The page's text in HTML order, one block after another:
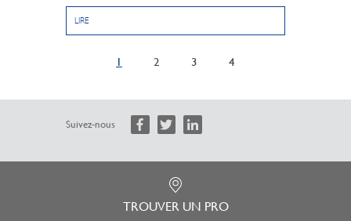
LIRE
1 2 3 4
Suivez-nous
TROUVER UN PRO